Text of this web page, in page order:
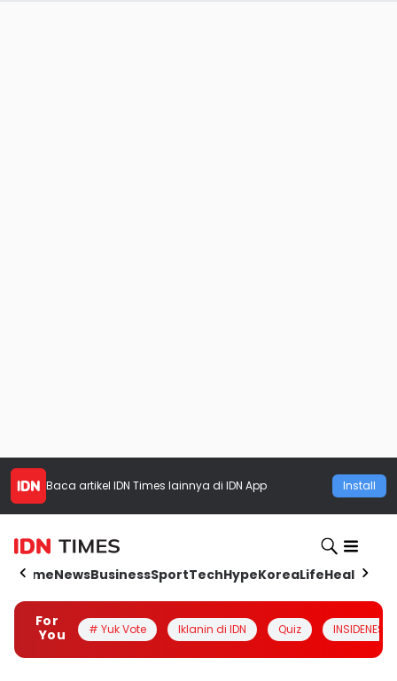
Baca artikel IDN Times lainnya di IDN App Install
HomeNewsBusinessSportTechHypeKoreaLifeHealth
For
You
# Yuk Vote Iklanin di IDN Quiz INSIDENESIA